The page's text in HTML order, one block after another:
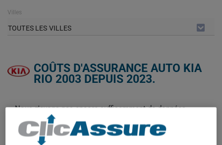
Villes
TOUTES LES VILLES
COÛTS D'ASSURANCE AUTO KIA
RIO 2003 DEPUIS 2023.
Nous n'avons pas encore suffisamment de données
d'assurance auto pour ce véhicule.
Essayez un autre modèle ou une autre année, ou
commencez une soumission pour un prix personnalisé.